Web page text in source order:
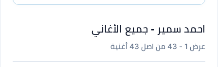
احمد سمير - جميع الأغاني
عرض 1 - 43 من اصل 43 أغنية